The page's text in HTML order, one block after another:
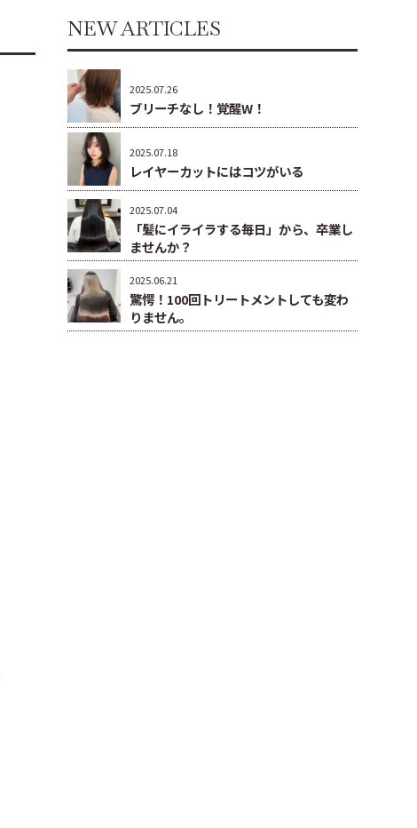
NEW ARTICLES
2025.07.26
ブリーチなし！覚醒W！
2025.07.18
レイヤーカットにはコツがいる
2025.07.04
「髪にイライラする毎日」から、卒業し
ませんか？
2025.06.21
驚愕！100回トリートメントしても変わ
りません。